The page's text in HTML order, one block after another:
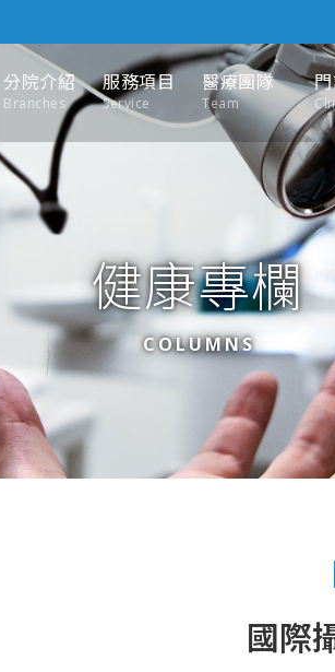
分院介紹
Branches
服務項目
Service
醫療團隊
Team
健康專欄
COLUMNS
國際